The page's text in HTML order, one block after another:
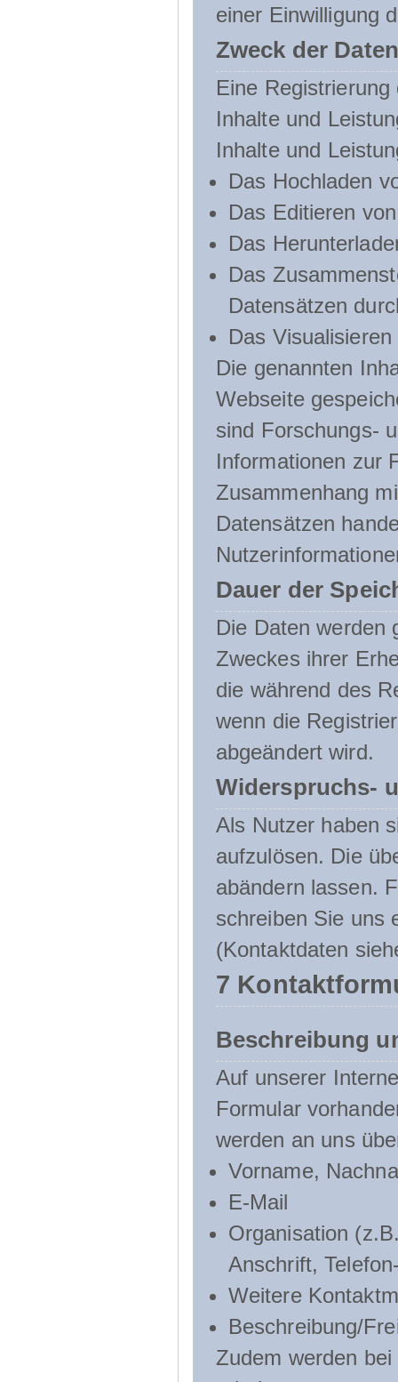
einer Einwilligung
Zweck der
Eine
Inhalte und
Inhalte und
Das Hochladen
Das Editieren
Das
Das
Datensätzen
Das
Die genannten
Webseite
sind Forschungs-
Informationen zur
Zusammenhang
Datensätzen
Dauer der
Die Daten werden
Zweckes ihrer
die während des
wenn die
abgeändert wird.
Widerspruchs-
Als Nutzer haben
aufzulösen. Die
abändern lassen.
schreiben Sie uns
(Kontaktdaten
7
Beschreibung
Auf unserer
Formular
werden an uns
Vorname,
E-Mail
Organisation
Anschrift,
Weitere
Beschreibung/
Zudem werden